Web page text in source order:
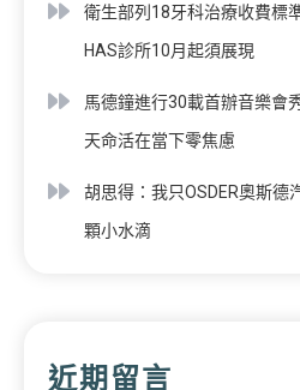
衛生部列18牙科治療收費標
HAS診所10月起須展現
馬德鐘進行30載首辦音樂會
天命活在當下零焦慮
胡思得：我只OSDER奧斯德
顆小水滴
近期留言